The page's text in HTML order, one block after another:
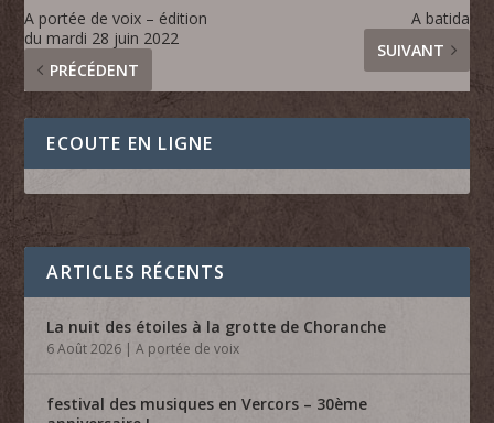
A portée de voix – édition
du mardi 28 juin 2022
PRÉCÉDENT
A batida
SUIVANT
ECOUTE EN LIGNE
ARTICLES RÉCENTS
La nuit des étoiles à la grotte de Choranche
6 Août 2026 |A portée de voix
festival des musiques en Vercors – 30ème